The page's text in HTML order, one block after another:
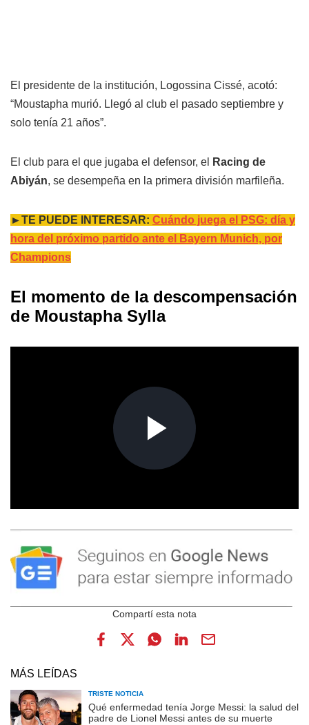
El presidente de la institución, Logossina Cissé, acotó:
“Moustapha murió. Llegó al club el pasado septiembre y
solo tenía 21 años”.
El club para el que jugaba el defensor, el
Racing de
Abiyán, se desempeña en la primera división marfileña.
►TE PUEDE INTERESAR: Cuándo juega el PSG: día y
hora del próximo partido ante el Bayern Munich, por
Champions
El momento de la descompensación
de Moustapha Sylla
MÁS LEÍDAS
TRISTE NOTICIA
Qué enfermedad tenía Jorge Messi: la salud del
padre de Lionel Messi antes de su muerte